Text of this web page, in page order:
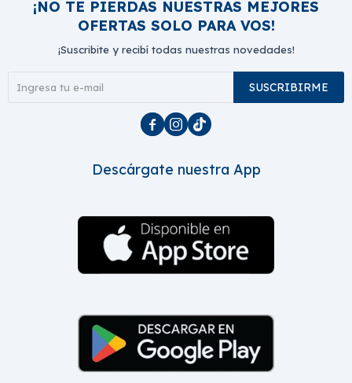
¡NO TE PIERDAS NUESTRAS MEJORES
OFERTAS SOLO PARA VOS!
¡Suscribite y recibí todas nuestras novedades!
SUSCRIBIRME
  
Descárgate nuestra App